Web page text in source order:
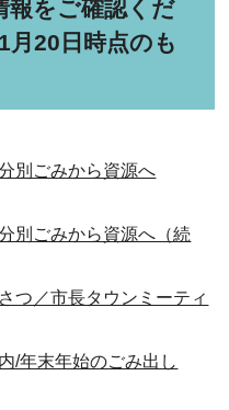
報をご確認くだ
月20日時点のも
別ごみから資源へ
別ごみから資源へ（続
つ／市長タウンミーティ
/年末年始のごみ出し